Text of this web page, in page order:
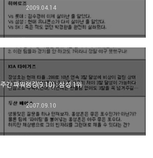
2009.04.14
주간 파워랭킹(9.10) ; 삼성 1위
2007.09.10